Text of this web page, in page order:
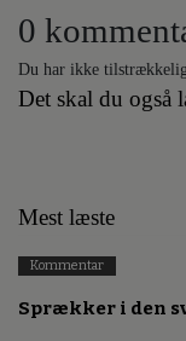
0
Du har ikke
Det skal du også
Mest læste
Kommentar
Sprækker i den